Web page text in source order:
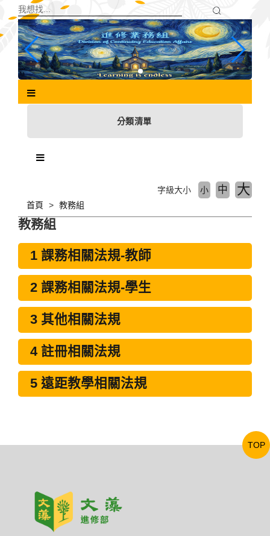
主
分類清單
首頁 教務組
字級大小 小 中 大
教務組
1 課務相關法規-教師
2 課務相關法規-學生
3 其他相關法規
4 註冊相關法規
5 遠距教學相關法規
TOP